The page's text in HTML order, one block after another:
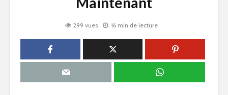
299 vues 16 min de lecture